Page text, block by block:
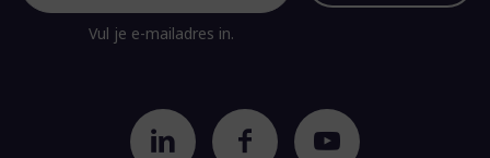
Vul je e-mailadres in.